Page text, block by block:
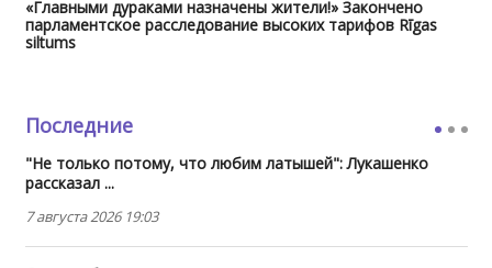
«Главными дураками назначены жители!» Закончено
парламентское расследование высоких тарифов Rīgas
siltums
Последние
"Не только потому, что любим латышей": Лукашенко
рассказал ...
7 августа 2026 19:03